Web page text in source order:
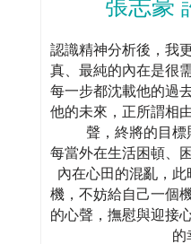
張志豪
認識精神分析後，我
真、最純的內在是很
每一步都沈載他的過
他的未來，正所謂相
聲，終將的目標
每當外在生活困頓、
內在心田的混亂，
機，不妨給自己一個
的心聲，撫慰與迎接
的